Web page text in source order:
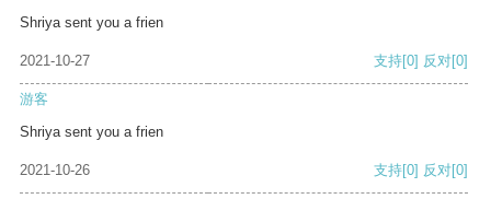
Shriya sent you a frien
2021-10-27 支持[0] 反对[0]
游客
Shriya sent you a frien
2021-10-26 支持[0] 反对[0]